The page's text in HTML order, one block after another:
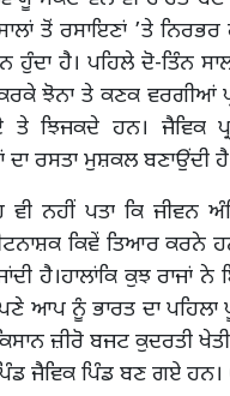
ਤੋਂ ਰਸਾਇਣਾਂ ’ਤੇ
ਹੁੰਦਾ ਹੈ। ਪਹਿਲੇ ਦੋ-ਤਿੰਨ
ਝੋਨਾ ਤੇ ਕਣਕ ਵਰਗੀਆਂ
ਤੇ ਝਿਜਕਦੇ ਹਨ। ਜੈਵਿਕ
ਦਾ ਰਸਤਾ ਮੁਸ਼ਕਲ
ਨਹੀਂ ਪਤਾ ਕਿ ਜੀਵਨ
ਕਿਵੇਂ ਤਿਆਰ ਕਰਨੇ
ਹੈ।ਹਾਲਾਂਕਿ ਕੁਝ ਰਾਜਾਂ
ਆਪ ਨੂੰ ਭਾਰਤ ਦਾ ਪਹਿਲਾ
ਜ਼ੀਰੋ ਬਜਟ ਕੁਦਰਤੀ
ਜੈਵਿਕ ਪਿੰਡ ਬਣ ਗਏ